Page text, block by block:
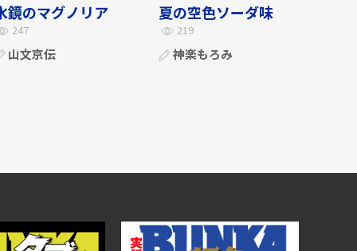
鏡のマグノリア
247
山文京伝
夏の空色ソーダ味
219
神楽もろみ